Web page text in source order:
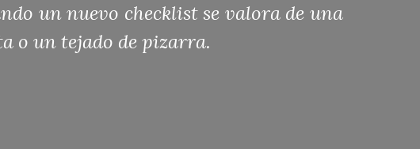
un nuevo checklist se valora de una
o un tejado de pizarra.